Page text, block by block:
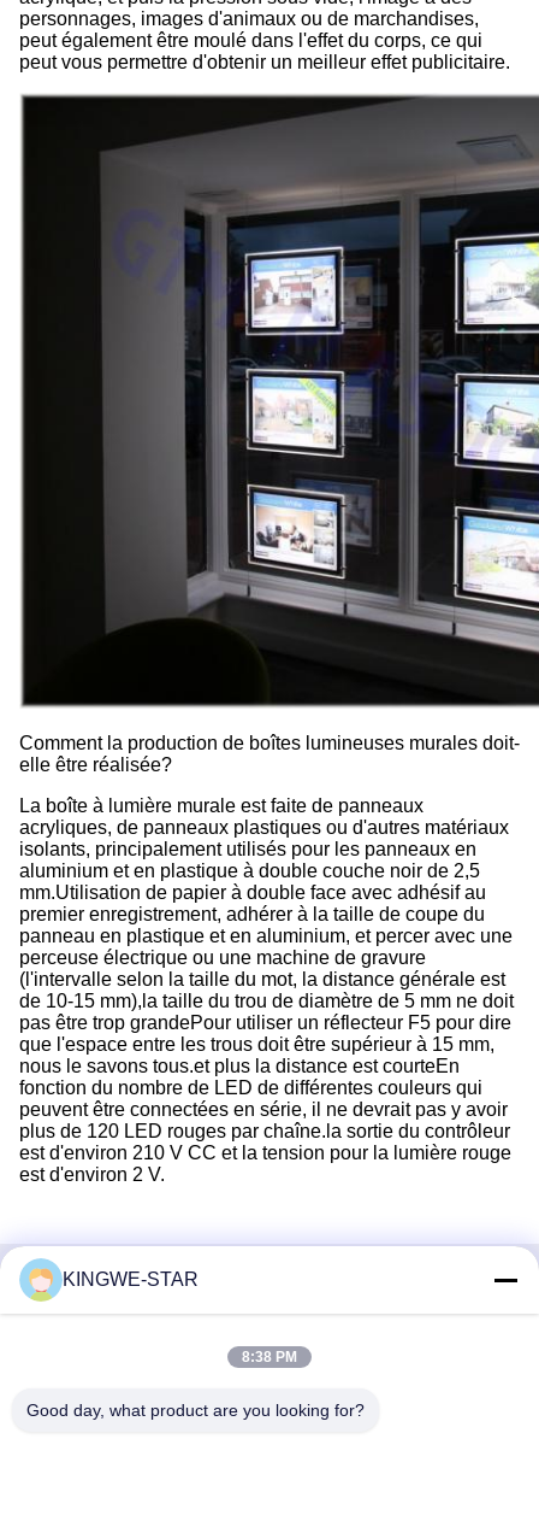
personnages, images d'animaux ou de marchandises,
peut également être moulé dans l'effet du corps, ce qui
peut vous permettre d'obtenir un meilleur effet publicitaire.
Comment la production de boîtes lumineuses murales doit-
elle être réalisée?
La boîte à lumière murale est faite de panneaux
acryliques, de panneaux plastiques ou d'autres matériaux
isolants, principalement utilisés pour les panneaux en
aluminium et en plastique à double couche noir de 2,5
mm.Utilisation de papier à double face avec adhésif au
premier enregistrement, adhérer à la taille de coupe du
panneau en plastique et en aluminium, et percer avec une
perceuse électrique ou une machine de gravure
(l'intervalle selon la taille du mot, la distance générale est
de 10-15 mm),la taille du trou de diamètre de 5 mm ne doit
pas être trop grandePour utiliser un réflecteur F5 pour dire
que l'espace entre les trous doit être supérieur à 15 mm,
nous le savons tous.et plus la distance est courteEn
fonction du nombre de LED de différentes couleurs qui
peuvent être connectées en série, il ne devrait pas y avoir
plus de 120 LED rouges par chaîne.la sortie du contrôleur
est d'environ 210 V CC et la tension pour la lumière rouge
est d'environ 2 V.
Contactez rapidement
Fuyong, district Baoan, Shenzhen, Guangdong, Chine
KINGWE-STAR
8:38 PM
Good day, what product are you looking for?